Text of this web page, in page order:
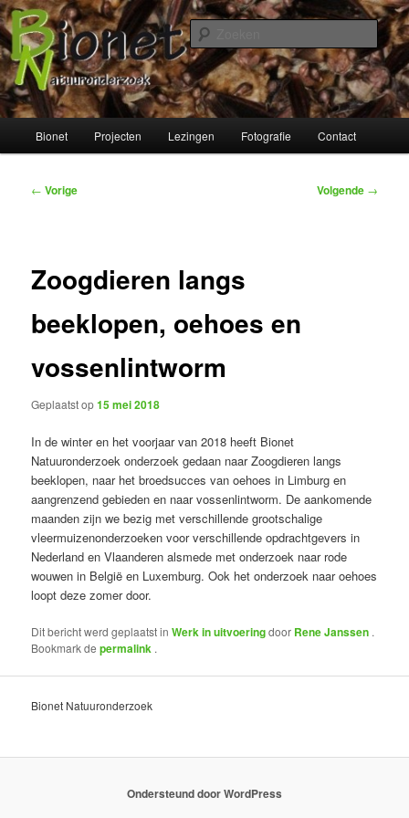
Spring
naar
de
primaire
inhoudBionet Natuuronderzoek
Bionet Projecten Lezingen Fotografie Contact
Bericht
← Vorige Volgende →
Zoogdieren langs
beeklopen, oehoes en
vossenlintworm
Geplaatst op15 mei 2018
In de winter en het voorjaar van 2018 heeft Bionet
Natuuronderzoek onderzoek gedaan naar Zoogdieren langs
beeklopen, naar het broedsucces van oehoes in Limburg en
aangrenzend gebieden en naar vossenlintworm. De aankomende
maanden zijn we bezig met verschillende grootschalige
vleermuizenonderzoeken voor verschillende opdrachtgevers in
Nederland en Vlaanderen alsmede met onderzoek naar rode
wouwen in België en Luxemburg. Ook het onderzoek naar oehoes
loopt deze zomer door.
Dit bericht werd geplaatst inWerk in uitvoeringdoor Rene Janssen .
Bookmark depermalink .
Bionet Natuuronderzoek
Ondersteund door WordPress